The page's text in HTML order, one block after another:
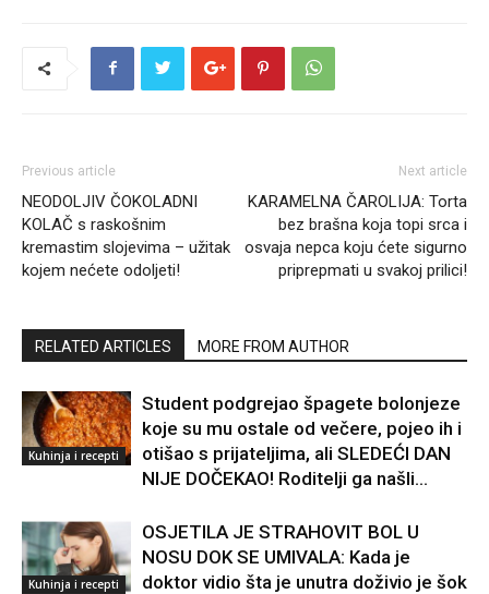
Previous article
NEODOLJIV ČOKOLADNI
KOLAČ s raskošnim
kremastim slojevima – užitak
kojem nećete odoljeti!
Next article
KARAMELNA ČAROLIJA: Torta
bez brašna koja topi srca i
osvaja nepca koju ćete sigurno
priprepmati u svakoj prilici!
RELATED ARTICLES MORE FROM AUTHOR
Kuhinja i recepti
Student podgrejao špagete bolonjeze
koje su mu ostale od večere, pojeo ih i
otišao s prijateljima, ali SLEDEĆI DAN
NIJE DOČEKAO! Roditelji ga našli...
Kuhinja i recepti
OSJETILA JE STRAHOVIT BOL U
NOSU DOK SE UMIVALA: Kada je
doktor vidio šta je unutra doživio je šok